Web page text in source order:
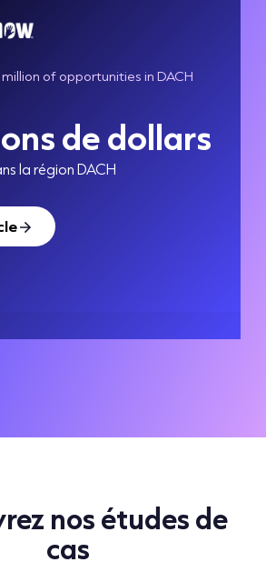
of opportunities in DACH
de dollars
la région DACH
listes de prospection 60% plus
provient de Cognism
% de ses opportunités grâce
Cognism
€
seul compte
nos études de
cas